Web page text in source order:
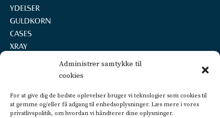
Administrer samtykke til
cookies
For at give dig de bedste oplevelser bruger vi teknologier som cookies til
at gemme og/eller få adgang til enhedsoplysninger. Læs mere i vores
privatlivspolitik, om hvordan vi håndterer dine oplysninger.
YDELSER
GULDKORN
CASES
XRAY
REKRUTTERING
LAKESIDE A/S
Marselisborg Havnevej 22, 2.th.
8000 Aarhus C